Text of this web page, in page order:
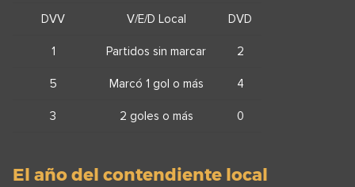
DVV V/E/D Local DVD
1 Partidos sin marcar 2
5 Marcó 1 gol o más 4
3 2 goles o más 0
El año del contendiente local